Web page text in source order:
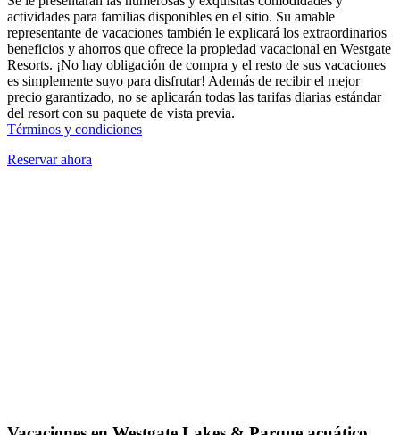
actividades para familias disponibles en el sitio. Su amable
representante de vacaciones también le explicará los extraordinarios
beneficios y ahorros que ofrece la propiedad vacacional en Westgate
Resorts. ¡No hay obligación de compra y el resto de sus vacaciones
es simplemente suyo para disfrutar! Además de recibir el mejor
precio garantizado, no se aplicarán todas las tarifas diarias estándar
del resort con su paquete de vista previa.
Términos y condiciones
Reservar ahora